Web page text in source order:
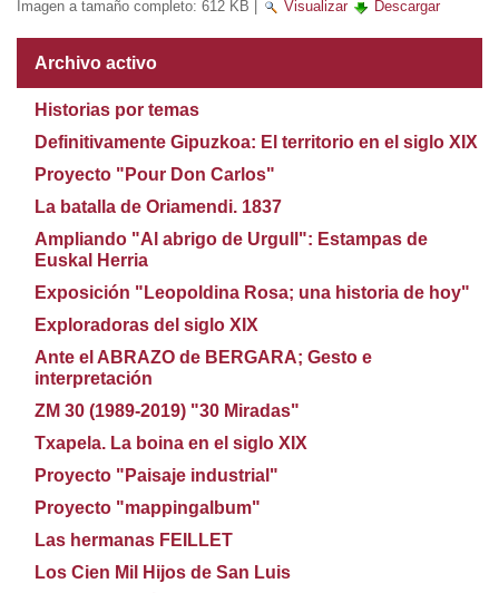
Imagen a tamaño completo: 612 KB Visualizar Descargar
Archivo activo
Historias por temas
Definitivamente Gipuzkoa: El territorio en el siglo XIX
Proyecto "Pour Don Carlos"
La batalla de Oriamendi. 1837
Ampliando "Al abrigo de Urgull": Estampas de
Euskal Herria
Exposición "Leopoldina Rosa; una historia de hoy"
Exploradoras del siglo XIX
Ante el ABRAZO de BERGARA; Gesto e
interpretación
ZM 30 (1989-2019) "30 Miradas"
Txapela. La boina en el siglo XIX
Proyecto "Paisaje industrial"
Proyecto "mappingalbum"
Las hermanas FEILLET
Los Cien Mil Hijos de San Luis